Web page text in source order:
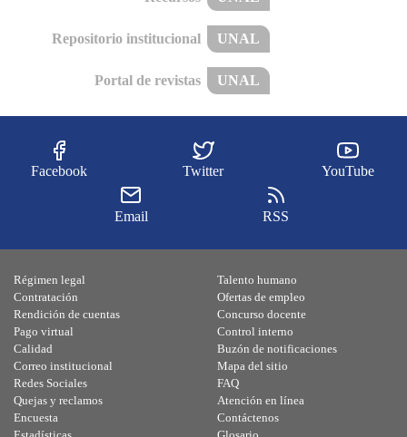
Repositorio institucional UNAL
Portal de revistas UNAL
Facebook Twitter YouTube
Email RSS
Régimen legal
Contratación
Rendición de cuentas
Pago virtual
Calidad
Talento humano
Ofertas de empleo
Concurso docente
Control interno
Buzón de notificaciones
Correo institucional
Redes Sociales
Quejas y reclamos
Encuesta
Mapa del sitio
FAQ
Atención en línea
Contáctenos